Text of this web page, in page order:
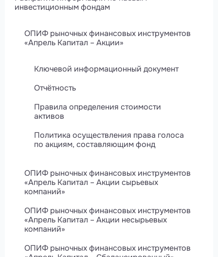
инвестиционным фондам
ОПИФ рыночных финансовых инструментов
«Апрель Капитал – Акции»
Ключевой информационный документ
Отчётность
Правила определения стоимости
активов
Политика осуществления права голоса
по акциям, составляющим фонд
ОПИФ рыночных финансовых инструментов
«Апрель Капитал – Акции сырьевых
компаний»
ОПИФ рыночных финансовых инструментов
«Апрель Капитал – Акции несырьевых
компаний»
ОПИФ рыночных финансовых инструментов